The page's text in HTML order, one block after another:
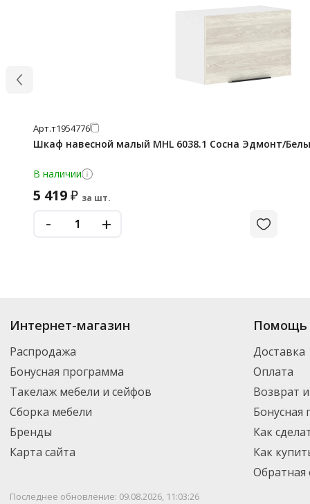
Арт.т1954776
Шкаф навесной малый MHL 6038.1 Сосна Эдмонт/Белый
В наличии
5 419₽ за шт.
- +
Интернет-магазин
Распродажа
Бонусная программа
Такелаж мебели и сейфов
Сборка мебели
Бренды
Карта сайта
Помощь
Доставка
Оплата
Возврат
Бонусная
Как
Как
Обратная
Последнее обновление: 09.08.2026, 11:03:26